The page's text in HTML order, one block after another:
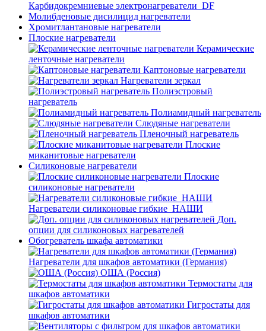
Карбидокремниевые электронагреватели_DF
Молибденовые дисилицид нагреватели
Хромитлантановые нагреватели
Плоские нагреватели
Керамические
ленточные нагреватели
Каптоновые нагреватели
Нагреватели зеркал
Полиэстровый
нагреватель
Полиамидный нагреватель
Слюдяные нагреватели
Пленочный нагреватель
Плоские
миканитовые нагреватели
Силиконовые нагреватели
Плоские
силиконовые нагреватели
Нагреватели силиконовые гибкие_НАШИ
Доп.
опции для силиконовых нагревателей
Обогреватель шкафа автоматики
Нагреватели для шкафов автоматики (Германия)
ОША (Россия)
Термостаты для
шкафов автоматики
Гигростаты для
шкафов автоматики